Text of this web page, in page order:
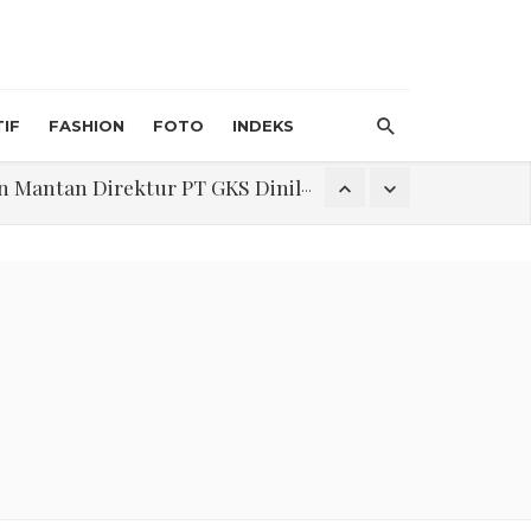
FASHION FOTO INDEKS
Direktur PT GKS Dinilai Rancu